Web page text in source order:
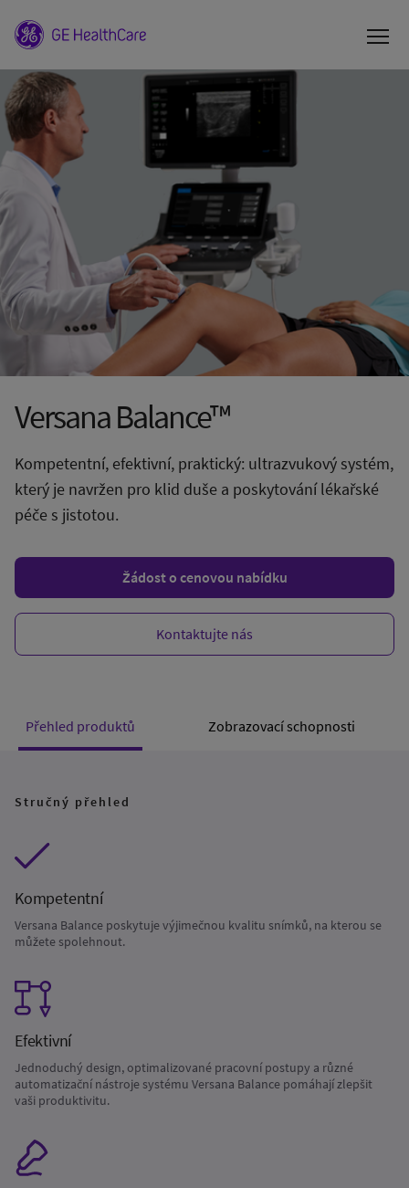
Versana Balance™
Kompetentní, efektivní, praktický: ultrazvukový systém,
který je navržen pro klid duše a poskytování lékařské
péče s jistotou.
Žádost o cenovou nabídku
Kontaktujte nás
Přehled produktů Zobrazovací schopnosti
Stručný přehled
Kompetentní
Versana Balance poskytuje výjimečnou kvalitu snímků, na kterou se
můžete spolehnout.
Efektivní
Jednoduchý design, optimalizované pracovní postupy a různé
automatizační nástroje systému Versana Balance pomáhají zlepšit
vaši produktivitu.